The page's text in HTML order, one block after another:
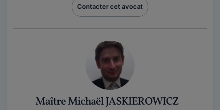
Contacter cet avocat
Maître Michaël JASKIEROWICZ